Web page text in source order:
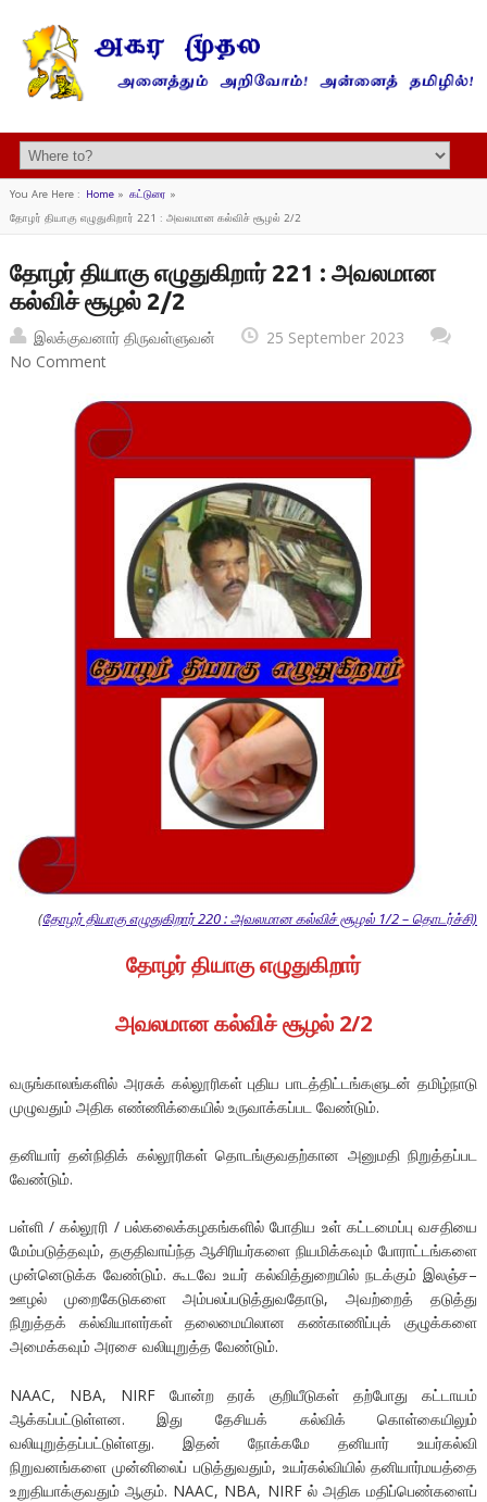
You Are Here : Home» கட்டுரை »
தோழர் தியாகு எழுதுகிறார் 221 : அவலமான கல்விச் சூழல் 2/2
தோழர் தியாகு எழுதுகிறார் 221 : அவலமான
கல்விச் சூழல் 2/2
இலக்குவனார் திருவள்ளுவன்
25 September 2023
No Comment
(தோழர் தியாகு எழுதுகிறார் 220 : அவலமான கல்விச் சூழல் 1/2 – தொடர்ச்சி)
தோழர் தியாகு எழுதுகிறார்
அவலமான கல்விச் சூழல் 2/2
வருங்காலங்களில் அரசுக் கல்லூரிகள் புதிய பாடத்திட்டங்களுடன் தமிழ்நாடு
முழுவதும் அதிக எண்ணிக்கையில் உருவாக்கப்பட வேண்டும்.
தனியார் தன்நிதிக் கல்லூரிகள் தொடங்குவதற்கான அனுமதி நிறுத்தப்பட
வேண்டும்.
பள்ளி / கல்லூரி / பல்கலைக்கழகங்களில் போதிய உள் கட்டமைப்பு வசதியை
மேம்படுத்தவும், தகுதிவாய்ந்த ஆசிரியர்களை நியமிக்கவும் போராட்டங்களை
முன்னெடுக்க வேண்டும். கூடவே உயர் கல்வித்துறையில் நடக்கும் இலஞ்ச–
ஊழல் முறைகேடுகளை அம்பலப்படுத்துவதோடு, அவற்றைத் தடுத்து
நிறுத்தக் கல்வியாளர்கள் தலைமையிலான கண்காணிப்புக் குழுக்களை
அமைக்கவும் அரசை வலியுறுத்த வேண்டும்.
NAAC, NBA, NIRF போன்ற தரக் குறியீடுகள் தற்போது கட்டாயம்
ஆக்கப்பட்டுள்ளன. இது தேசியக் கல்விக் கொள்கையிலும்
வலியுறுத்தப்பட்டுள்ளது. இதன் நோக்கமே தனியார் உயர்கல்வி
நிறுவனங்களை முன்னிலைப் படுத்துவதும், உயர்கல்வியில் தனியார்மயத்தை
உறுதியாக்குவதும் ஆகும். NAAC, NBA, NIRF ல் அதிக மதிப்பெண்களைப்